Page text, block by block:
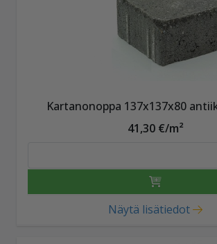
Kartanonoppa 137x137x80
41,30 €/m²
Näytä lisätiedot